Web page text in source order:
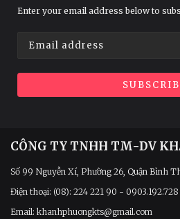
Enter your email address below to
CÔNG TY TNHH TM-DV
Số 99 Nguyễn Xí, Phường 26, Quận Bình
Điện thoại: (08): 224 221 90 - 0903.192.728
Email: khanhphuongkts@gmail.com